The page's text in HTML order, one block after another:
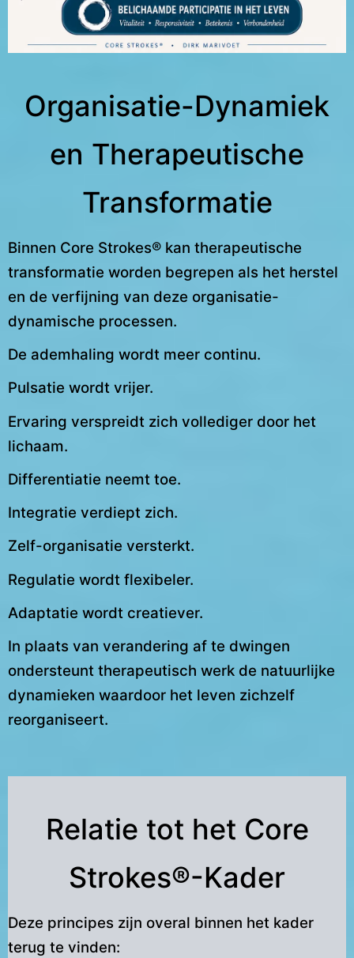
Organisatie-Dynamiek
en Therapeutische
Transformatie
Binnen Core Strokes® kan therapeutische
transformatie worden begrepen als het herstel
en de verfijning van deze organisatie-
dynamische processen.
De ademhaling wordt meer continu.
Pulsatie wordt vrijer.
Ervaring verspreidt zich vollediger door het
lichaam.
Differentiatie neemt toe.
Integratie verdiept zich.
Zelf-organisatie versterkt.
Regulatie wordt flexibeler.
Adaptatie wordt creatiever.
In plaats van verandering af te dwingen
ondersteunt therapeutisch werk de natuurlijke
dynamieken waardoor het leven zichzelf
reorganiseert.
Relatie tot het Core
Strokes®-Kader
Deze principes zijn overal binnen het kader
terug te vinden: